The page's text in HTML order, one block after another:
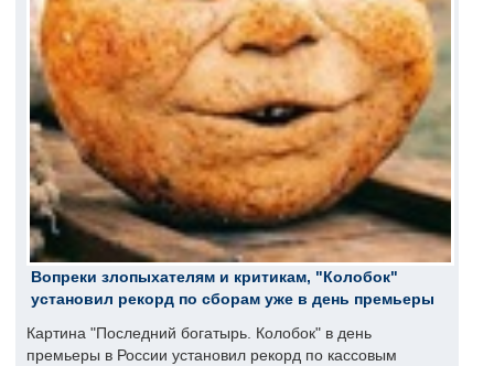
Вопреки злопыхателям и критикам, "Колобок"
установил рекорд по сборам уже в день премьеры
Картина "Последний богатырь. Колобок" в день
премьеры в России установил рекорд по кассовым